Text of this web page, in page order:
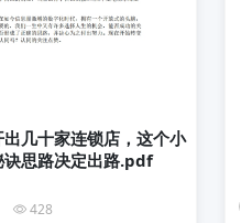
几十家连锁店，这个小
诀思路决定出路.pdf
428